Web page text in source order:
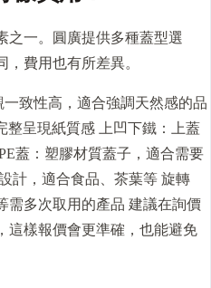
之一。圓廣提供多種蓋型選
費用也有所差異。
致性高，適合強調天然感的品
整呈現紙質感 上凹下鐵：上蓋
蓋：塑膠材質蓋子，適合需要
計，適合食品、茶葉等 旋轉
需多次取用的產品 建議在詢價
這樣報價會更準確，也能避免